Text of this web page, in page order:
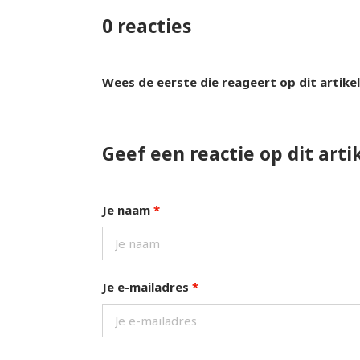
0 reacties
Wees de eerste die reageert op dit
Geef een reactie op dit
Je naam *
Je e-mailadres *